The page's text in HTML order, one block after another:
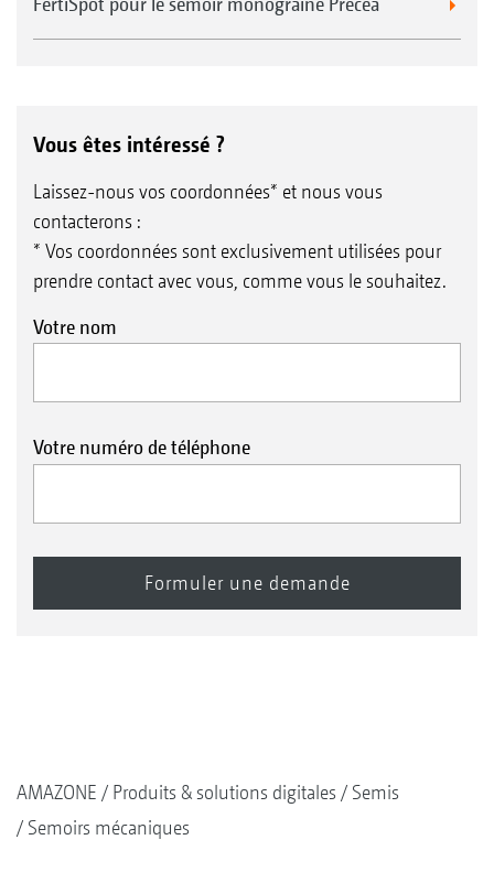
Vous êtes intéressé ?
Laissez-nous vos coordonnées* et nous vous
contacterons :
* Vos coordonnées sont exclusivement utilisées pour
prendre contact avec vous, comme vous le souhaitez.
Votre nom
Votre numéro de téléphone
AMAZONE Produits & solutions digitales
Semis
Semoirs mécaniques